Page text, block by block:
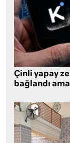
Çinli yapay
bağlandı